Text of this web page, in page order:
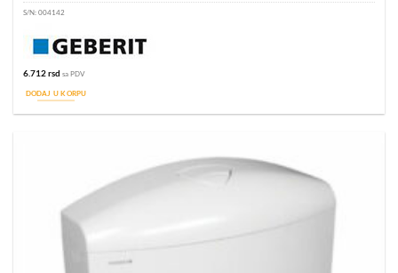
S/N:004142
6.712rsd sa PDV
DODAJ U KORPU